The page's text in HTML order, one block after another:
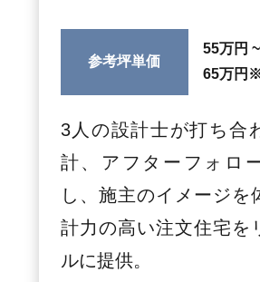
参考坪単価
55万円 ~
65万円
3人の設計士が打ち合
計、アフターフォロ
し、施主のイメージを
計力の高い注文住宅を
ルに提供。